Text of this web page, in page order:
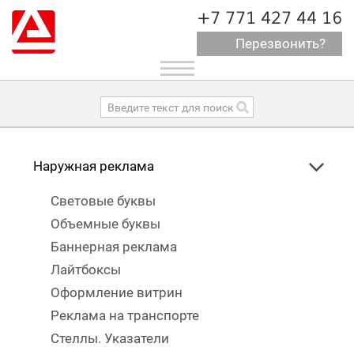
+7 771 427 44 16
Перезвонить?
Toggle
navigation
Наружная реклама
Световые буквы
Объемные буквы
Баннерная реклама
Лайтбоксы
Оформление витрин
Реклама на транспорте
Стеллы. Указатели